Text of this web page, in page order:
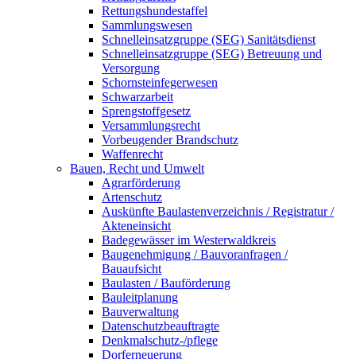
Rettungshundestaffel
Sammlungswesen
Schnelleinsatzgruppe (SEG) Sanitätsdienst
Schnelleinsatzgruppe (SEG) Betreuung und
Versorgung
Schornsteinfegerwesen
Schwarzarbeit
Sprengstoffgesetz
Versammlungsrecht
Vorbeugender Brandschutz
Waffenrecht
Bauen, Recht und Umwelt
Agrarförderung
Artenschutz
Auskünfte Baulastenverzeichnis / Registratur /
Akteneinsicht
Badegewässer im Westerwaldkreis
Baugenehmigung / Bauvoranfragen /
Bauaufsicht
Baulasten / Bauförderung
Bauleitplanung
Bauverwaltung
Datenschutzbeauftragte
Denkmalschutz-/pflege
Dorferneuerung